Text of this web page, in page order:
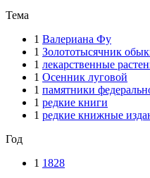
Тема
1 Валериана Фу
1 Золототысячник
1 лекарственные
1 Осенник луговой
1 памятники
1 редкие книги
1 редкие книжные
Год
1 1828